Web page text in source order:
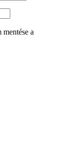
a